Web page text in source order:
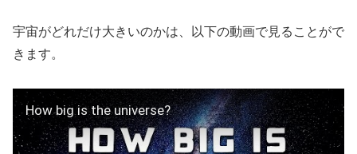
宇宙がどれだけ大きいのかは、以下の動画で見ることがで
きます。
How big is the universe?